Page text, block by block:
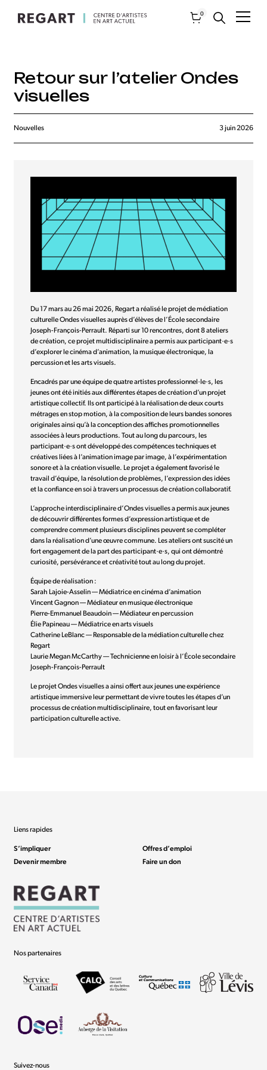
0
Retour sur l’atelier Ondes
visuelles
Nouvelles 3 juin 2026
Du 17 mars au 26 mai 2026, Regart a réalisé le projet de médiation
culturelle Ondes visuelles auprès d’élèves de l’École secondaire
Joseph-François-Perrault. Réparti sur 10 rencontres, dont 8 ateliers
de création, ce projet multidisciplinaire a permis aux participant·e·s
d’explorer le cinéma d’animation, la musique électronique, la
percussion et les arts visuels.
Encadrés par une équipe de quatre artistes professionnel·le·s, les
jeunes ont été initiés aux différentes étapes de création d’un projet
artistique collectif. Ils ont participé à la réalisation de deux courts
métrages en stop motion, à la composition de leurs bandes sonores
originales ainsi qu’à la conception des affiches promotionnelles
associées à leurs productions. Tout au long du parcours, les
participant·e·s ont développé des compétences techniques et
créatives liées à l’animation image par image, à l’expérimentation
sonore et à la création visuelle. Le projet a également favorisé le
travail d’équipe, la résolution de problèmes, l’expression des idées
et la confiance en soi à travers un processus de création collaboratif.
L’approche interdisciplinaire d’Ondes visuelles a permis aux jeunes
de découvrir différentes formes d’expression artistique et de
comprendre comment plusieurs disciplines peuvent se compléter
dans la réalisation d’une œuvre commune. Les ateliers ont suscité un
fort engagement de la part des participant·e·s, qui ont démontré
curiosité, persévérance et créativité tout au long du projet.
Équipe de réalisation :
Sarah Lajoie-Asselin — Médiatrice en cinéma d’animation
Vincent Gagnon — Médiateur en musique électronique
Pierre-Emmanuel Beaudoin — Médiateur en percussion
Élie Papineau — Médiatrice en arts visuels
Catherine LeBlanc — Responsable de la médiation culturelle chez
Regart
Laurie Megan McCarthy — Technicienne en loisir à l’École secondaire
Joseph-François-Perrault
Le projet Ondes visuelles a ainsi offert aux jeunes une expérience
artistique immersive leur permettant de vivre toutes les étapes d’un
processus de création multidisciplinaire, tout en favorisant leur
participation culturelle active.
Liens rapides
S’impliquer
Devenir membre
Offres d’emploi
Faire un don
Nos partenaires
Suivez-nous